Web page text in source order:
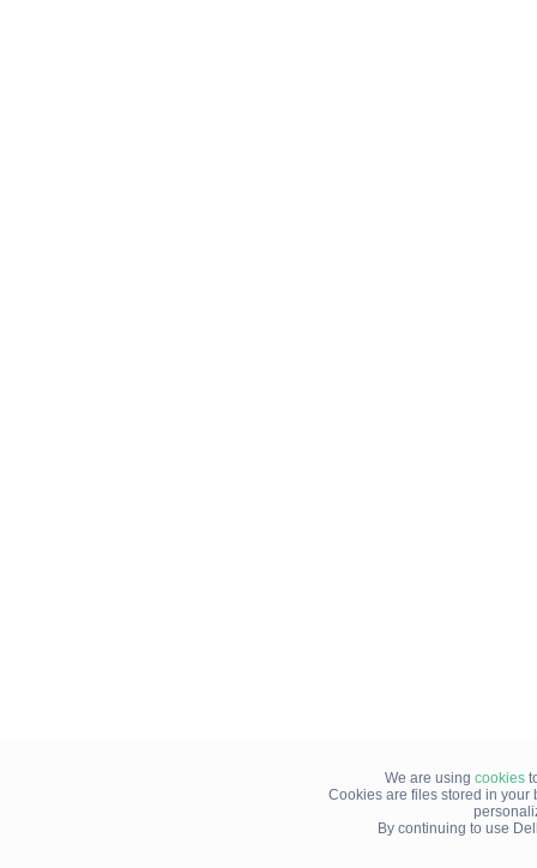
We are using cookies
Cookies are files stored in your
By continuing to use